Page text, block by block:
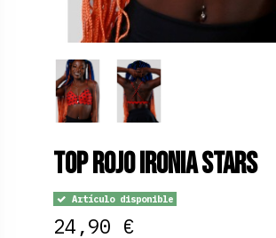
Top Rojo Ironia Stars
Artículo disponible
24,90 €